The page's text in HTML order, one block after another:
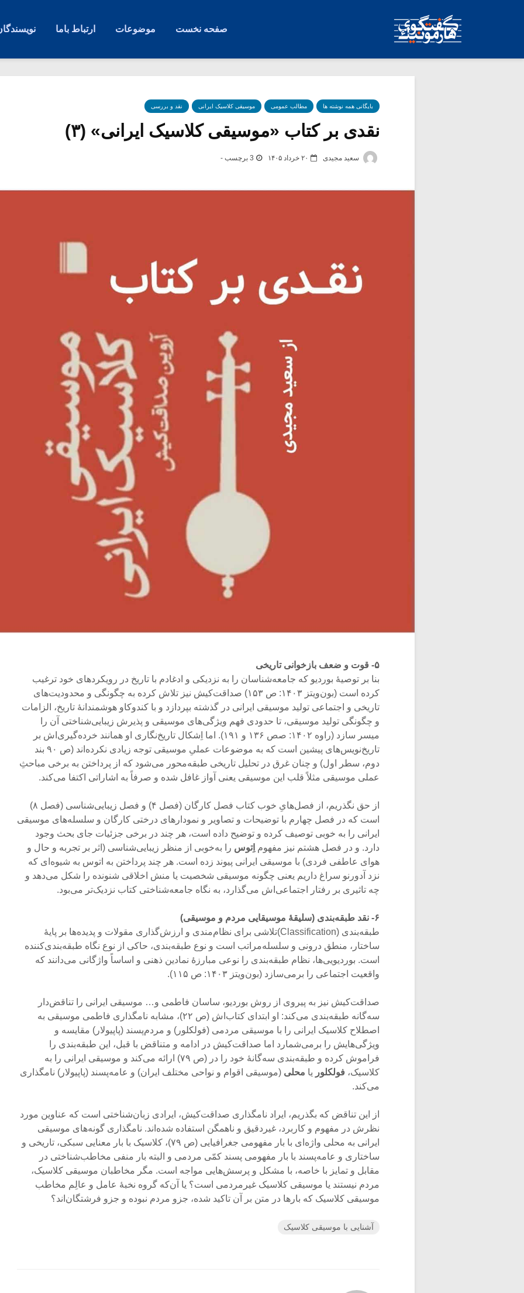
صفحه نخست موضوعات ارتباط باما
بایگانی همه نوشته ها مطالب عمومی موسیقی کلاسیک ایرانی نقد و بررسی
نقدی بر کتاب «موسیقی کلاسیک ایرانی» (۳)
سعید مجیدی ۲۰ خرداد ۱۴۰۵ 3 برچسب -
۵- قوت و ضعف بازخوانی تاریخی
بنا بر توصیۀ بوردیو که جامعه‌‌شناسان را به نزدیکی و ادغادم با تاریخ در رویکردهای خود ترغیب
کرده است (بون‌ویتز ۱۴۰۳: ص ۱۵۳) صداقت‌کیش نیز تلاش کرده به چگونگی و محدودیت‌های
تاریخی و اجتماعی تولید موسیقی ایرانی در گذشته بپردازد و با کندوکاو هوشمندانۀ تاریخ، الزامات
و چگونگی تولید موسیقی، تا حدودی فهم ویژگی‌های موسیقی و پذیرش زیبایی‌شناختی آن را
میسر ‌سازد (راوه ۱۴۰۲: صص ۱۳۶ و ۱۹۱). اما اِشکال تاریخ‌نگاری او همانند خرده‌گیری‌اش بر
تاریخ‌نویس‌های پیشین است که به موضوعات عملیِ موسیقی توجه زیادی نکرده‌اند (ص ۹۰ بند
دوم، سطر اول) و چنان غرق در تحلیل تاریخی ‌طبقه‌محور می‌شود که از پرداختن به برخی مباحثِ
عملی موسیقی مثلاً قلب این موسیقی یعنی آواز غافل شده و صرفاً به اشاراتی اکتفا می‌کند.
از حق نگذریم، از فصل‌‎هایِ خوب کتاب فصل کارگان (فصل ۴) و فصل زیبایی‌شناسی (فصل ۸)
است که در فصل چهارم با توضیحات و تصاویر و نمودارهای درختی کارگان و سلسله‌های موسیقی
ایرانی را به خوبی توصیف کرده و توضیح داده است، هر چند در برخی جزئیات جای بحث وجود
دارد. و در فصل هشتم نیز مفهوم اِتوس را به‌خوبی از منظر زیبایی‌شناسی (اثر بر تجربه و حال و
هوای عاطفی فردی) با موسیقی ایرانی پیوند زده است. هر چند پرداختن به اتوس به شیوه‌ای که
نزد آدورنو سراغ داریم یعنی چگونه موسیقی شخصیت یا منش اخلاقی شنونده را شکل می‌دهد و
چه تاثیری بر رفتار اجتماعی‌اش می‌گذارد، به نگاه جامعه‌شناختی کتاب نزدیک‌تر می‌بود.
۶- نقد طبقه‌بندی (سلیقۀ موسیقایی مردم و موسیقی)
طبقه‌بندی (Classification)تلاشی برای نظام‌مندی و ارزش‌گذاری مقولات و پدیده‌ها بر پایۀ
ساختار، منطق درونی و سلسله‌مراتب است و نوع طبقه‌بندی، حاکی از نوع نگاه طبقه‌بندی‌کننده
است. بوردیویی‎‌ها، نظام طبقه‌بندی را نوعی مبارزۀ نمادین ذهنی و اساساً واژگانی می‌‎دانند که
واقعیت اجتماعی را برمی‌سازد (بون‌ویتز ۱۴۰۳: ص ۱۱۵).
صداقت‌کیش نیز به پیروی از روش بوردیو، ساسان فاطمی و… موسیقی ایرانی را تناقض‌دار
سه‌گانه طبقه‌بندی می‌کند: او ابتدای کتاب‌اش (ص ۲۲)، مشابه نام‎گذاری فاطمی موسیقی به
اصطلاح کلاسیک ایرانی را با موسیقی مردمی (فولکلور) و مردم‌پسند (پاپیولار) مقایسه و
ویژگی‌هایش را برمی‌شمارد اما صداقت‌کیش در ادامه و متناقض با قبل، این طبقه‌بندی را
فراموش کرده و طبقه‌بندی سه‌گانۀ خود را در (ص ۷۹) ارائه می‌کند و موسیقی ایرانی را به
کلاسیک، فولکلور یا محلی (موسیقی اقوام و نواحی مختلف ایران) و عامه‌پسند (پاپیولار) نامگذاری
می‌کند.
از این تناقض که بگذریم، ایراد نامگذاری صداقت‌کیش، ایرادی زبان‌شناختی است که عناوین مورد
نظرش در مفهوم و کاربرد، غیردقیق و ناهمگن استفاده شده‌اند. نامگذاری گونه‌های موسیقی
ایرانی به محلی واژه‌ای با بار مفهومی جغرافیایی (ص ۷۹)، کلاسیک با بار معنایی سبکی، تاریخی و
ساختاری و عامه‌پسند با بار مفهومی پسند کمّی مردمی و البته بار منفی مخاطب‌شناختی در
مقابل و تمایز با خاصه، با مشکل و پرسش‌هایی مواجه است. مگر مخاطبان موسیقی کلاسیک،
مردم نیستند یا موسیقی کلاسیک غیرمردمی است؟ یا آن‌که گروه نخبۀ عامل و عالِم مخاطب
موسیقی کلاسیک که بارها در متن بر آن تاکید شده، جزو مردم نبوده و جزو فرشتگان‌اند؟
آشنایی با موسیقی کلاسیک